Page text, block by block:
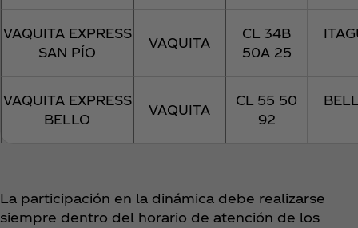
VAQUITA EXPRESS
SAN PÍO
VAQUITA
CL 34B
50A 25
VAQUITA EXPRESS
BELLO
VAQUITA
CL 55 50
92
La participación en la dinámica debe realizarse
siempre dentro del horario de atención de los